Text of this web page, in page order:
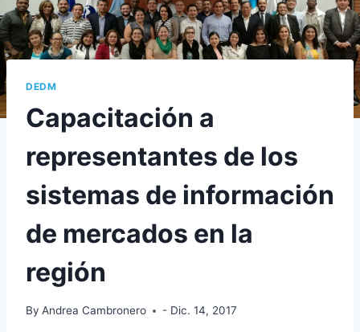
DEDM
Capacitación a
representantes de los
sistemas de información
de mercados en la
región
By Andrea Cambronero - Dic. 14, 2017